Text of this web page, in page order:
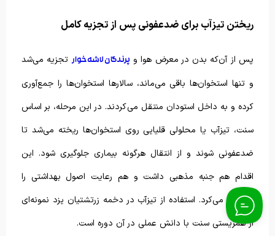
ریختن تیزآب برای ضدعفونی پس از تجزیه کامل
پس از آن‌که بدن در معرض هوا وپرندگان لاشه‌خوارتجزیه می‌شد
و تنها استخوان‌ها باقی می‌ماند، سالارها استخوان‌ها را جمع‌آوری
کرده و به داخل استودان منتقل می‌کردند. در این مرحله، بر اساس
سنت، تیزآب یا محلولی قلیایی روی استخوان‌ها ریخته می‌شد تا
ضدعفونی شوند و از انتقال هرگونه بیماری جلوگیری شود. این
اقدام هم جنبه مذهبی داشت و هم رعایت اصول بهداشتی را
تضمین می‌کرد. استفاده از تیزآب در دخمه زرتشتیان یزد نمونه‌ای
از همزیستی سنت با دانش عملی در آن دوره است.